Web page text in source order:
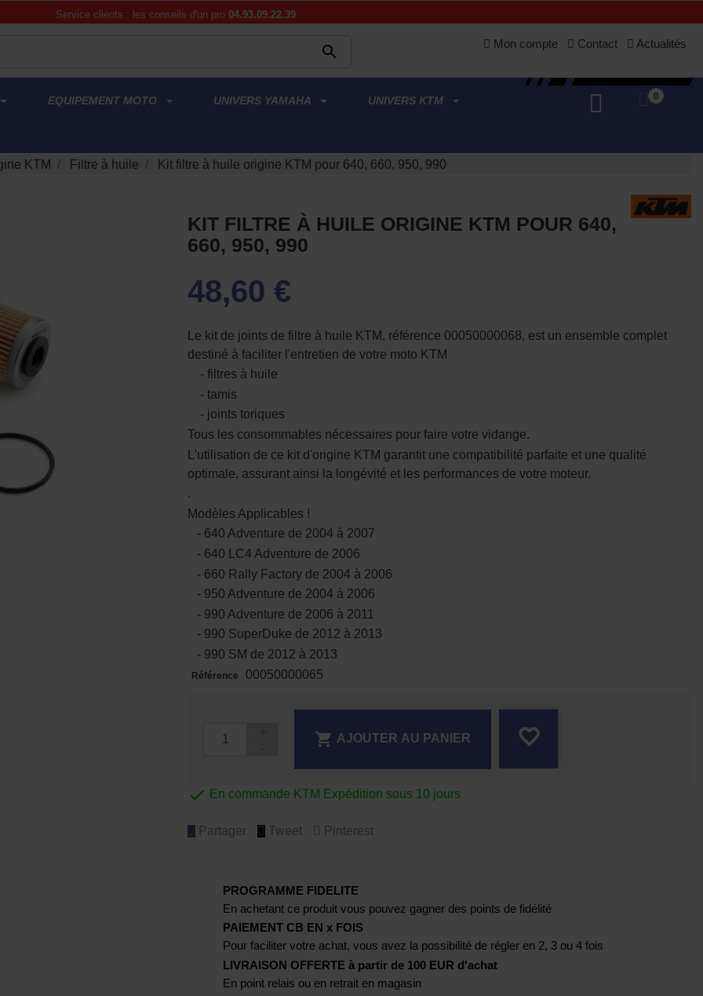
Service clients : les conseils d'un pro 04.93.09.22.39
 Mon compte Contact Actualités
EQUIPEMENT MOTO UNIVERS YAMAHA UNIVERS KTM 0
KTM Filtre à huile Kit filtre à huile origine KTM pour 640, 660, 950, 990
KIT FILTRE À HUILE ORIGINE KTM POUR 640,
660, 950, 990
48,60 €
Le kit de joints de filtre à huile KTM, référence 00050000068, est un ensemble complet
destiné à faciliter l'entretien de votre moto KTM
- filtres à huile
- tamis
- joints toriques
Tous les consommables nécessaires pour faire votre vidange.
L'utilisation de ce kit d'origine KTM garantit une compatibilité parfaite et une qualité
optimale, assurant ainsi la longévité et les performances de votre moteur.
.
Modèles Applicables !
- 640 Adventure de 2004 à 2007
- 640 LC4 Adventure de 2006
- 660 Rally Factory de 2004 à 2006
- 950 Adventure de 2004 à 2006
- 990 Adventure de 2006 à 2011
- 990 SuperDuke de 2012 à 2013
- 990 SM de 2012 à 2013
Référence 00050000065
 AJOUTER AU PANIER favorite_border
 En commande KTM Expédition sous 10 jours
Partager Tweet Pinterest
PROGRAMME FIDELITE
En achetant ce produit vous pouvez gagner des points de fidélité
PAIEMENT CB EN x FOIS
Pour faciliter votre achat, vous avez la possibilité de régler en 2, 3 ou 4 fois
LIVRAISON OFFERTE à partir de 100 EUR d'achat
En point relais ou en retrait en magasin